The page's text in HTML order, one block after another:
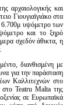
αρχαιολογικής και
Γιουγιαϊγιάκο στα
6.700μ υψόμετρο των
και το ξηρό
σχεδόν άθικτα, η
διανθισμένη με
για την παράσταση
Καλλιτεχνών στο
Teatru Malta της
σε Ευρωπαϊκά